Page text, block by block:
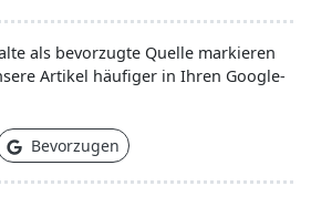
als bevorzugte Quelle markieren
Artikel häufiger in Ihren Google-
Bevorzugen